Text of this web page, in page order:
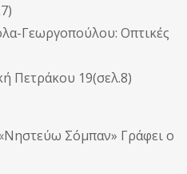
Γεωργοπούλου: Οπτικές
Πετράκου 19(σελ.8)
Σόμπαν» Γράφει ο